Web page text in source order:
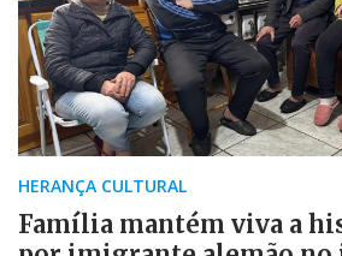
HERANÇA CULTURAL
Família mantém viva a